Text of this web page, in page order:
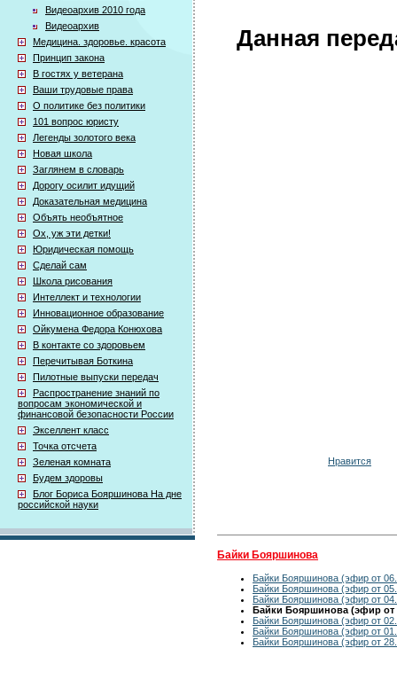
Видеоархив 2010 года
Видеоархив
Медицина. здоровье. красота
Принцип закона
В гостях у ветерана
Ваши трудовые права
О политике без политики
101 вопрос юристу
Легенды золотого века
Новая школа
Заглянем в словарь
Дорогу осилит идущий
Доказательная медицина
Объять необъятное
Ох, уж эти детки!
Юридическая помощь
Сделай сам
Школа рисования
Интеллект и технологии
Инновационное образование
Ойкумена Федора Конюхова
В контакте со здоровьем
Перечитывая Боткина
Пилотные выпуски передач
Распространение знаний по
вопросам экономической и
финансовой безопасности России
Экселлент класс
Точка отсчета
Зеленая комната
Будем здоровы
Блог Бориса Бояршинова На дне
российской науки
Данная
Нравится
Байки Бояршинова
Байки Бояршинова (эфир от
Байки Бояршинова (эфир от
Байки Бояршинова (эфир от
Байки Бояршинова (эфир от
Байки Бояршинова (эфир от
Байки Бояршинова (эфир от
Байки Бояршинова (эфир от